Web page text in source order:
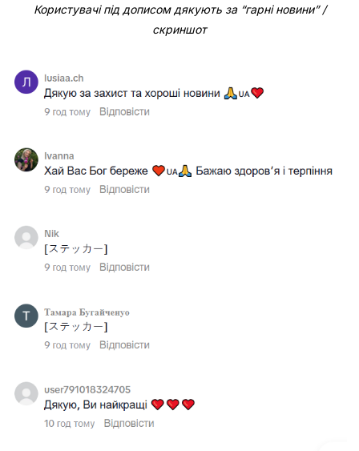
Користувачі під дописом дякують за “гарні новини” /
скриншот